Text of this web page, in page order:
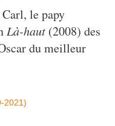
le papy
Là-haut (2008) des
du meilleur